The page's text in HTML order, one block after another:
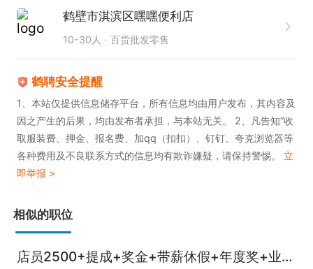
鹤壁市淇滨区嘿嘿便利店
10-30人 百货批发零售
鹤聘安全提醒
1、本站仅提供信息储存平台，所有信息均由用户发布，其内容及
因之产生的后果，均由发布者承担，与本站无关。 2、凡告知“收
取服装费、押金、报名费、加qq（扣扣）、钉钉、夸克浏览器等
各种费用及不良联系方式的信息均有欺诈嫌疑，请保持警惕。 立
即举报 >
相似的职位
店员2500+提成+奖金+带薪休假+年度奖+业绩奖